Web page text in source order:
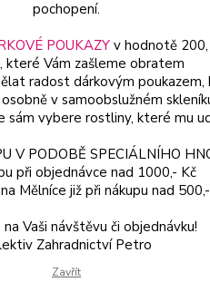
pochopení.
POUKAZYv hodnotě
které Vám zašleme obratem
radost dárkovým
v samoobslužném
sám vybere rostliny, které mu
V PODOBĚ SPECIÁLNÍHO
při objednávce nad 1000,- Kč
Mělníce již při nákupu nad
Vaši návštěvu či objednávku!
Zahradnictví Petro
Zavřít